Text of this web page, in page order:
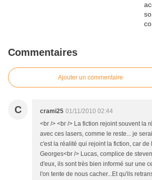
Commentaires
Ajouter un commentaire
C crami25 01/11/2010 02:44
<br /> <br /> La fiction rejoint souvent la
avec ces lasers, comme le reste... je
c'est la réalité qui rejoint la fiction, car de
Georges<br /> Lucas, complice de
d'eux, ils sont très bien informé sur une
l'on tente de nous cacher...Et qu'ils